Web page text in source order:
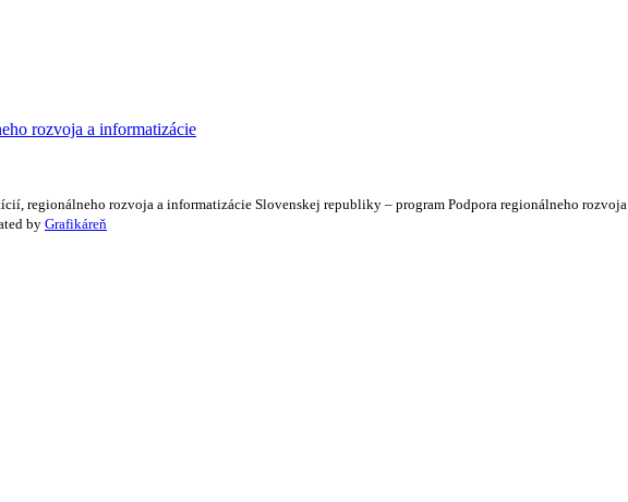
regionálneho rozvoja a informatizácie Slovenskej republiky – program Podpora regionálneho rozvoja
by Grafikáreň